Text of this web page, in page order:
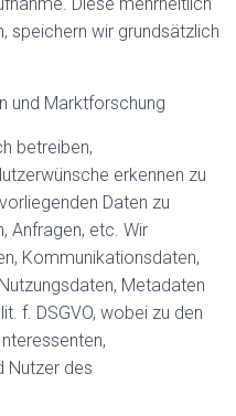
speichern wir grundsätzlich
und Marktforschung
betreiben,
erkennen zu
Daten zu
Anfragen, etc. Wir
Kommunikationsdaten,
Metadaten
f. DSGVO, wobei zu den
Nutzer des